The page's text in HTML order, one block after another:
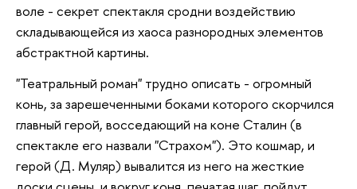
воле - секрет спектакля сродни воздействию
складывающейся из хаоса разнородных элементов
абстрактной картины.
"Театральный роман" трудно описать - огромный
конь, за зарешеченными боками которого скорчился
главный герой, восседающий на коне Сталин (в
спектакле его назвали "Страхом"). Это кошмар, и
герой (Д. Муляр) вывалится из него на жесткие